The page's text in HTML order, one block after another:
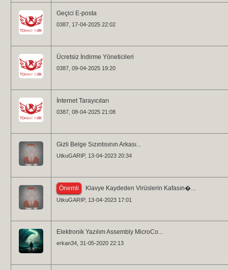
Geçici E-posta
0387 , 17-04-2025 22:02
Ücretsiz İndirme Yöneticileri
0387 , 09-04-2025 19:20
İnternet Tarayıcıları
0387 , 08-04-2025 21:08
Gizli Belge Sızıntısının Arkası...
UtkuGARIP, 13-04-2023 20:34
Önemli Klavye Kaydeden Virüslerin Kafasın�...
UtkuGARIP, 13-04-2023 17:01
Elektronik Yazılım Assembly MicroCo...
erkan34 , 31-05-2020 22:13